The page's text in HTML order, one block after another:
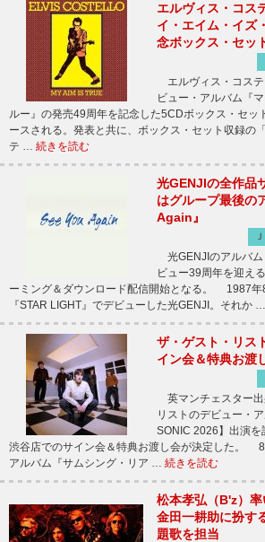
エルヴィス・コス
イ・エイム・イズ
念ボックス・セッ
エルヴィス・コス
ビュー・アルバム『
ルー』の発売49周年を記念した5CDボックス・セッ
ースされる。発表と共に、ボックス・セット収録の
テ … 続きを読む
光GENJIの全作品
はグループ最後の
Again』
光GENJIのアルバム
ビュー39周年を迎え
ーミング＆ダウンロード配信開始となる。 1987年
『STAR LIGHT』でデビューした光GENJI。それか …
ザ・ゲスト・リス
イン会＆特典お渡
英マンチェスター出
リストのデビュー・
SONIC 2026】出演を
渋谷店でのサイン会＆特典お渡し会が決定した。 8
アルバム『サムシング・リア … 続きを読む
松本孝弘（B'z）
金田一耕助に扮す
題歌を担当